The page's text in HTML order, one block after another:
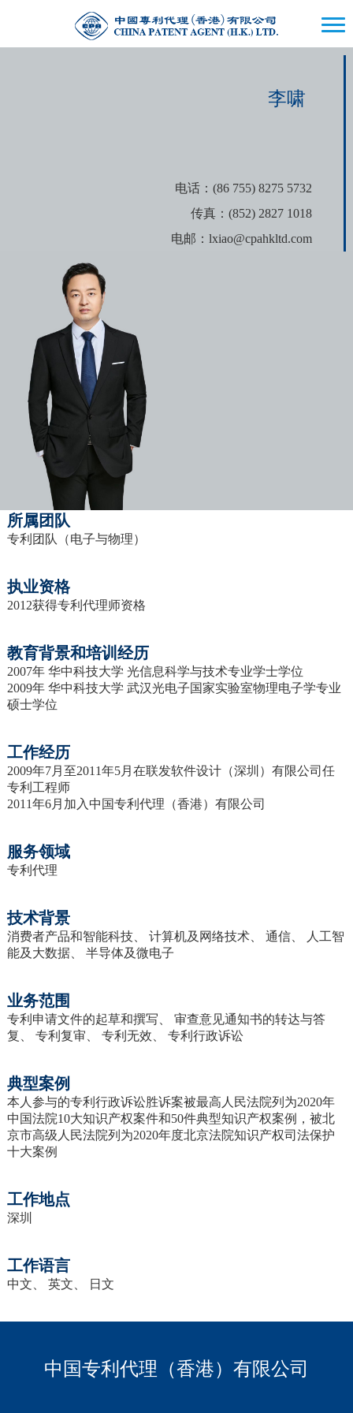
李啸
电话：(86 755) 8275 5732
传真：(852) 2827 1018
电邮：lxiao@cpahkltd.com
所属团队
专利团队（电子与物理）
执业资格
2012获得专利代理师资格
教育背景和培训经历
2007年 华中科技大学 光信息科学与技术专业学士学位
2009年 华中科技大学 武汉光电子国家实验室物理电子学专业
硕士学位
工作经历
2009年7月至2011年5月在联发软件设计（深圳）有限公司任
专利工程师
2011年6月加入中国专利代理（香港）有限公司
服务领域
专利代理
技术背景
消费者产品和智能科技、 计算机及网络技术、 通信、 人工智
能及大数据、 半导体及微电子
业务范围
专利申请文件的起草和撰写、 审查意见通知书的转达与答
复、 专利复审、 专利无效、 专利行政诉讼
典型案例
本人参与的专利行政诉讼胜诉案被最高人民法院列为2020年
中国法院10大知识产权案件和50件典型知识产权案例，被北
京市高级人民法院列为2020年度北京法院知识产权司法保护
十大案例
工作地点
深圳
工作语言
中文、 英文、 日文
中国专利代理（香港）有限公司